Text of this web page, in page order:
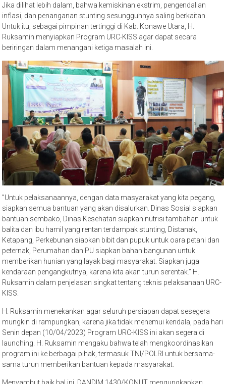
Jika dilihat lebih dalam, bahwa kemiskinan ekstrim, pengendalian
inflasi, dan penanganan stunting sesungguhnya saling berkaitan.
Untuk itu, sebagai pimpinan tertinggi di Kab. Konawe Utara, H.
Ruksamin menyiapkan Program URC-KISS agar dapat secara
beriringan dalam menangani ketiga masalah ini.
”Untuk pelaksanaannya, dengan data masyarakat yang kita pegang,
siapkan semua bantuan yang akan disalurkan. Dinas Sosial siapkan
bantuan sembako, Dinas Kesehatan siapkan nutrisi tambahan untuk
balita dan ibu hamil yang rentan terdampak stunting, Distanak,
Ketapang, Perkebunan siapkan bibit dan pupuk untuk oara petani dan
peternak, Perumahan dan PU siapkan bahan bangunan untuk
memberikan hunian yang layak bagi masyarakat. Siapkan juga
kendaraan pengangkutnya, karena kita akan turun serentak.” H.
Ruksamin dalam penjelasan singkat tentang teknis pelaksanaan URC-
KISS.
H. Ruksamin menekankan agar seluruh persiapan dapat sesegera
mungkin di rampungkan, karena jika tidak menemui kendala, pada hari
Senin depan (10/04/2023) Program URC-KISS ini akan segera di
launching. H. Ruksamin mengaku bahwa telah mengkoordinasikan
program ini ke berbagai pihak, termasuk TNI/POLRI untuk bersama-
sama turun memberikan bantuan kepada masyarakat.
Menyambut baik hal ini, DANDIM 1430/KONUT mengungkapkan